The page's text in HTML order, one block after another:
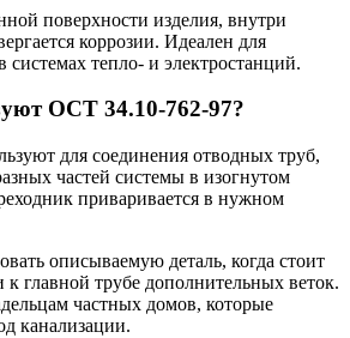
поверхности изделия, внутри
коррозии. Идеален для
системах тепло- и электростанций.
ОСТ 34.10-762-97?
для соединения отводных труб,
частей системы в изогнутом
приваривается в нужном
описываемую деталь, когда стоит
к главной трубе дополнительных веток.
частных домов, которые
канализации.